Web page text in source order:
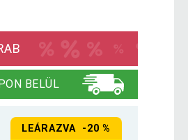
BELÜL
LEÁRAZVA -20 %